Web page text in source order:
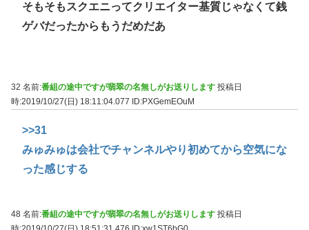
そもそもスクエニってクリエイター基質じゃなくて銭
ゲバだったからもうだめだあ
32 名前:番組の途中ですが翡翠の名無しがお送りします 投稿日
時:2019/10/27(日) 18:11:04.077 ID:PXGemEOuM
>>31
みゅみゅは会社でチャンネルやり初めてから空気にな
った感じする
48 名前:番組の途中ですが翡翠の名無しがお送りします 投稿日